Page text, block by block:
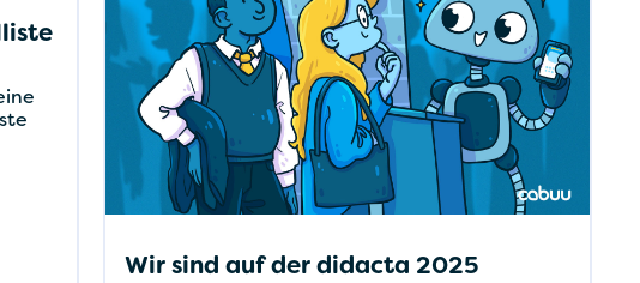
Wir sind auf der didacta 2025